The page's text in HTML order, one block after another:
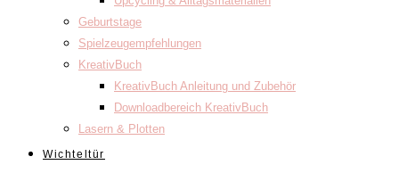
Geburtstage
Spielzeugempfehlungen
KreativBuch
KreativBuch Anleitung und Zubehör
Downloadbereich KreativBuch
Lasern & Plotten
Wichteltür